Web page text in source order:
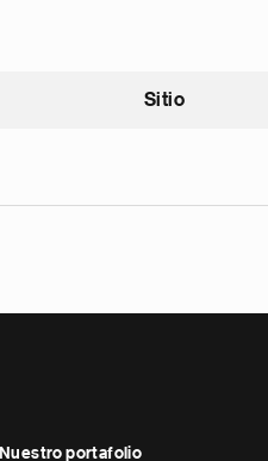
Sitio
Nuestro portafolio